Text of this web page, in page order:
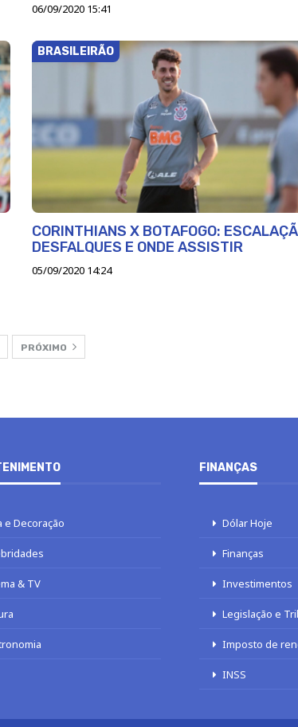
06/09/2020 15:41
BRASILEIRÃO
CORINTHIANS X BOTAFOGO:
DESFALQUES E ONDE ASSISTIR
05/09/2020 14:24
PRÓXIMO
e Decoração
& TV
FINANÇAS
Dólar Hoje
Finanças
Investimentos
Legislação e
Imposto de
INSS